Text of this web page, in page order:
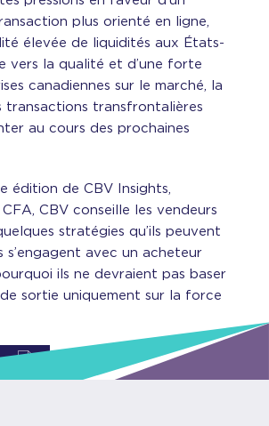
plus orienté en ligne,
élevée de liquidités aux États-
vers la qualité et d’une forte
canadiennes sur le marché, la
transactions transfrontalières
au cours des prochaines
édition de CBV Insights,
CBV conseille les vendeurs
stratégies qu’ils peuvent
s’engagent avec un acheteur
ils ne devraient pas baser
sortie uniquement sur la force